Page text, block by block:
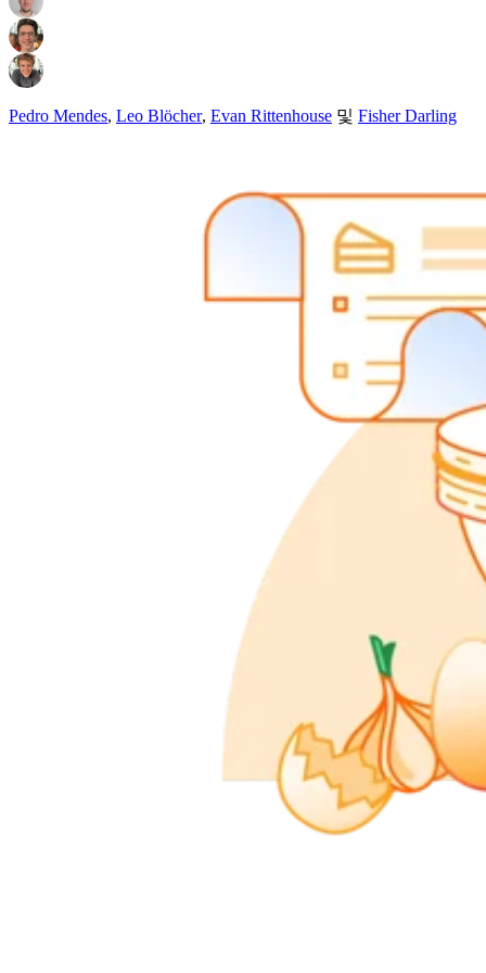
Pedro Mendes, Leo Blöcher, Evan Rittenhouse 및 Fisher Darling